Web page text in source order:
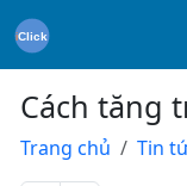
Cách tăng
Trang chủ Tin